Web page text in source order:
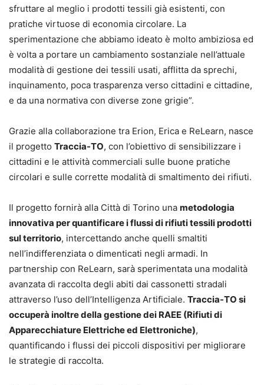
sfruttare al meglio i prodotti tessili già esistenti, con
pratiche virtuose di economia circolare. La
sperimentazione che abbiamo ideato è molto ambiziosa ed
è volta a portare un cambiamento sostanziale nell’attuale
modalità di gestione dei tessili usati, afflitta da sprechi,
inquinamento, poca trasparenza verso cittadini e cittadine,
e da una normativa con diverse zone grigie”.
Grazie alla collaborazione tra Erion, Erica e ReLearn, nasce
il progetto Traccia-TO, con l’obiettivo di sensibilizzare i
cittadini e le attività commerciali sulle buone pratiche
circolari e sulle corrette modalità di smaltimento dei rifiuti.
Il progetto fornirà alla Città di Torino una metodologia
innovativa per quantificare i flussi di rifiuti tessili prodotti
sul territorio, intercettando anche quelli smaltiti
nell’indifferenziata o dimenticati negli armadi. In
partnership con ReLearn, sarà sperimentata una modalità
avanzata di raccolta degli abiti dai cassonetti stradali
attraverso l’uso dell’Intelligenza Artificiale. Traccia-TO si
occuperà inoltre della gestione dei RAEE (Rifiuti di
Apparecchiature Elettriche ed Elettroniche),
quantificando i flussi dei piccoli dispositivi per migliorare
le strategie di raccolta.